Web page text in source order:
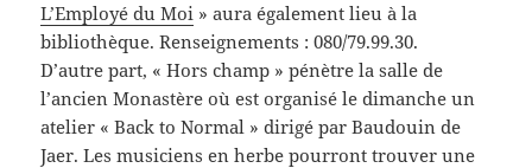
L’Employé du Moi » aura également lieu à la
bibliothèque. Renseignements : 080/79.99.30.
D’autre part, « Hors champ » pénètre la salle de
l’ancien Monastère où est organisé le dimanche un
atelier « Back to Normal » dirigé par Baudouin de
Jaer. Les musiciens en herbe pourront trouver une